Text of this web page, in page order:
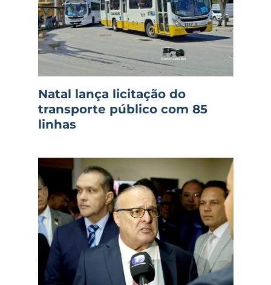
Natal lança licitação do
transporte público com 85
linhas